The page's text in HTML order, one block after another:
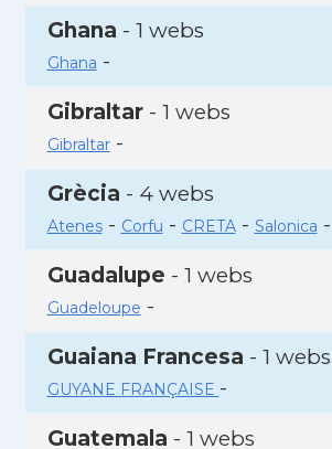
Ghana - 1 webs
Ghana -
Gibraltar- 1 webs
Gibraltar-
Grècia - 4 webs
Atenes- Corfu - CRETA- Salonica -
Guadalupe - 1 webs
Guadeloupe -
Guaiana Francesa - 1 webs
GUYANE FRANÇAISE -
Guatemala - 1 webs